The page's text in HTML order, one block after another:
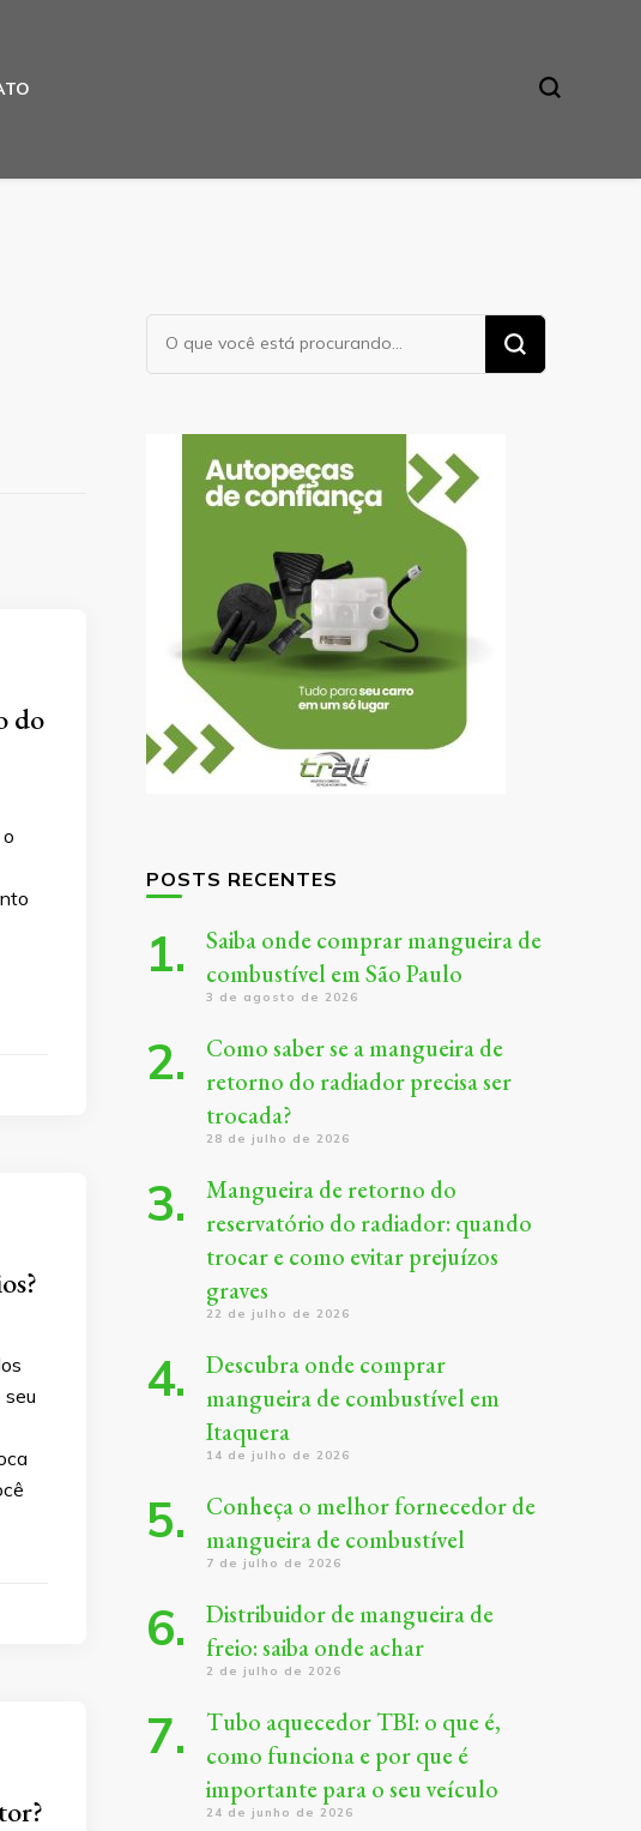
do
Procurando
algo?
POSTS RECENTES
Saiba onde comprar mangueira de
combustível em São Paulo
3 de agosto de 2026
Como saber se a mangueira de
retorno do radiador precisa ser
trocada?
28 de julho de 2026
Mangueira de retorno do
reservatório do radiador: quando
trocar e como evitar prejuízos
graves
22 de julho de 2026
Descubra onde comprar
mangueira de combustível em
Itaquera
14 de julho de 2026
Conheça o melhor fornecedor de
mangueira de combustível
7 de julho de 2026
Distribuidor de mangueira de
freio: saiba onde achar
2 de julho de 2026
Tubo aquecedor TBI: o que é,
como funciona e por que é
importante para o seu veículo
24 de junho de 2026